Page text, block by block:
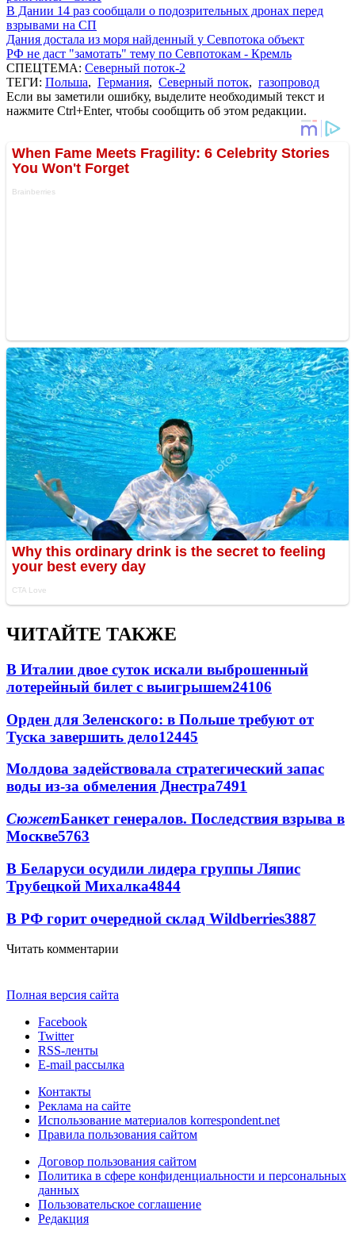
В Дании 14 раз сообщали о подозрительных дронах перед
взрывами на СП
Дания достала из моря найденный у Севпотока объект
РФ не даст "замотать" тему по Севпотокам - Кремль
СПЕЦТЕМА: Северный поток-2
ТЕГИ: Польша, Германия, Северный поток, газопровод
Если вы заметили ошибку, выделите необходимый текст и
нажмите Ctrl+Enter, чтобы сообщить об этом редакции.
ЧИТАЙТЕ ТАКЖЕ
В Италии двое суток искали выброшенный
лотерейный билет с выигрышем24106
Орден для Зеленского: в Польше требуют от
Туска завершить дело12445
Молдова задействовала стратегический запас
воды из-за обмеления Днестра7491
СюжетБанкет генералов. Последствия взрыва в
Москве5763
В Беларуси осудили лидера группы Ляпис
Трубецкой Михалка4844
В РФ горит очередной склад Wildberries3887
Читать комментарии
Полная версия сайта
Facebook
Twitter
RSS-ленты
E-mail рассылка
Контакты
Реклама на сайте
Использование материалов korrespondent.net
Правила пользования сайтом
Договор пользования сайтом
Политика в сфере конфиденциальности и персональных
данных
Пользовательское соглашение
Редакция